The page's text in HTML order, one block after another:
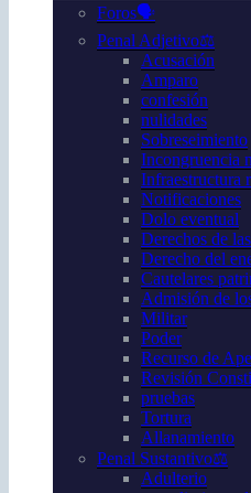
Foros🗣️
Penal Adjetivo⚖️
Acusación
Amparo
confesión
nulidades
Sobreseimiento
Incongruencia
Infraestructura
Notificaciones
Dolo eventual
Derechos de
Derecho del
Cautelares
Admisión de
Militar
Poder
Recurso de
Revisión
pruebas
Tortura
Allanamiento
Penal Sustantivo⚖️
Adulterio